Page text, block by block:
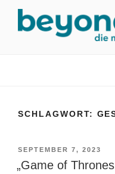
springen
SCHLAGWORT:
VERÖFFENTLICHT
AM
SEPTEMBER 7, 2023
„Game of